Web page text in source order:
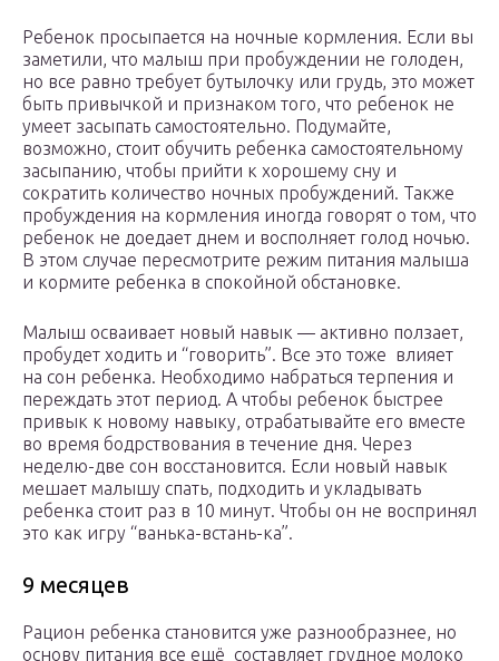
Ребенок просыпается на ночные кормления. Если вы
заметили, что малыш при пробуждении не голоден,
но все равно требует бутылочку или грудь, это может
быть привычкой и признаком того, что ребенок не
умеет засыпать самостоятельно. Подумайте,
возможно, стоит обучить ребенка самостоятельному
засыпанию, чтобы прийти к хорошему сну и
сократить количество ночных пробуждений. Также
пробуждения на кормления иногда говорят о том, что
ребенок не доедает днем и восполняет голод ночью.
В этом случае пересмотрите режим питания малыша
и кормите ребенка в спокойной обстановке.
Малыш осваивает новый навык — активно ползает,
пробудет ходить и “говорить”. Все это тоже влияет
на сон ребенка. Необходимо набраться терпения и
переждать этот период. А чтобы ребенок быстрее
привык к новому навыку, отрабатывайте его вместе
во время бодрствования в течение дня. Через
неделю-две сон восстановится. Если новый навык
мешает малышу спать, подходить и укладывать
ребенка стоит раз в 10 минут. Чтобы он не воспринял
это как игру “ванька-встань-ка”.
9 месяцев
Рацион ребенка становится уже разнообразнее, но
основу питания все ещё составляет грудное молоко